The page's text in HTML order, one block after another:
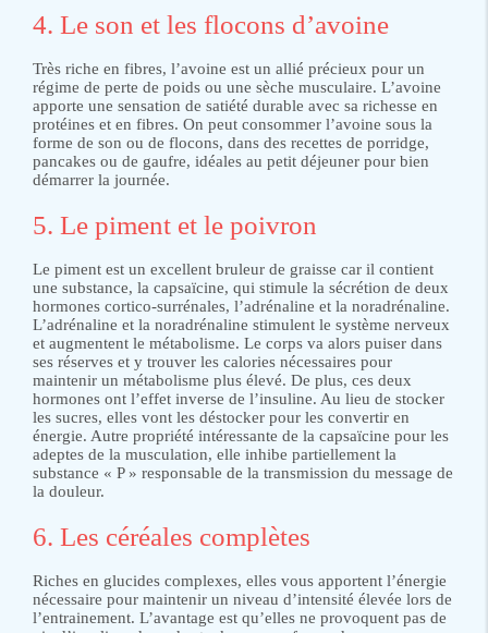
4. Le son et les flocons d’avoine
Très riche en fibres, l’avoine est un allié précieux pour un
régime de perte de poids ou une sèche musculaire. L’avoine
apporte une sensation de satiété durable avec sa richesse en
protéines et en fibres. On peut consommer l’avoine sous la
forme de son ou de flocons, dans des recettes de porridge,
pancakes ou de gaufre, idéales au petit déjeuner pour bien
démarrer la journée.
5. Le piment et le poivron
Le piment est un excellent bruleur de graisse car il contient
une substance, la capsaïcine, qui stimule la sécrétion de deux
hormones cortico-surrénales, l’adrénaline et la noradrénaline.
L’adrénaline et la noradrénaline stimulent le système nerveux
et augmentent le métabolisme. Le corps va alors puiser dans
ses réserves et y trouver les calories nécessaires pour
maintenir un métabolisme plus élevé. De plus, ces deux
hormones ont l’effet inverse de l’insuline. Au lieu de stocker
les sucres, elles vont les déstocker pour les convertir en
énergie. Autre propriété intéressante de la capsaïcine pour les
adeptes de la musculation, elle inhibe partiellement la
substance « P » responsable de la transmission du message de
la douleur.
6. Les céréales complètes
Riches en glucides complexes, elles vous apportent l’énergie
nécessaire pour maintenir un niveau d’intensité élevée lors de
l’entrainement. L’avantage est qu’elles ne provoquent pas de